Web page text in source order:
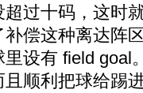
过十码，这时
偿这种离达阵
设有 field goal
顺利把球给踢